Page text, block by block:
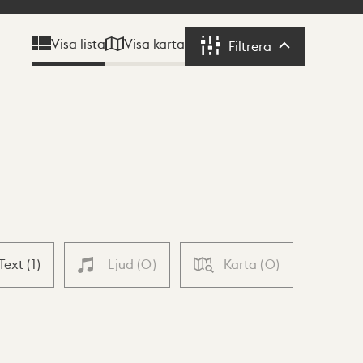
Visa lista Visa karta Filtrera Filtrera
(1) Ljud (0) Karta (0)